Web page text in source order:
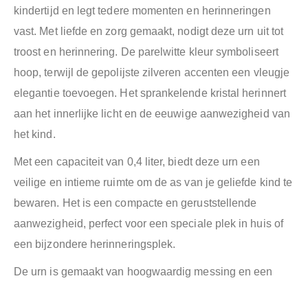
kindertijd en legt tedere momenten en herinneringen
vast. Met liefde en zorg gemaakt, nodigt deze urn uit tot
troost en herinnering. De parelwitte kleur symboliseert
hoop, terwijl de gepolijste zilveren accenten een vleugje
elegantie toevoegen. Het sprankelende kristal herinnert
aan het innerlijke licht en de eeuwige aanwezigheid van
het kind.
Met een capaciteit van 0,4 liter, biedt deze urn een
veilige en intieme ruimte om de as van je geliefde kind te
bewaren. Het is een compacte en geruststellende
aanwezigheid, perfect voor een speciale plek in huis of
een bijzondere herinneringsplek.
De urn is gemaakt van hoogwaardig messing en een